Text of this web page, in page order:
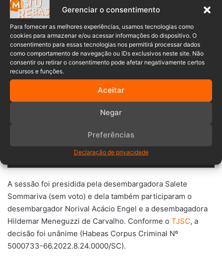
Gerenciar o consentimento
Para fornecer as melhores experiências, usamos tecnologias como
cookies para armazenar e/ou acessar informações do dispositivo. O
consentimento para essas tecnologias nos permitirá processar dados
como comportamento de navegação ou IDs exclusivos neste site. Não
consentir ou retirar o consentimento pode afetar negativamente certos
recursos e funções.
Aceitar
Negar
Preferências
Declaração de privacidade
de uma tentativa de latrocínio,
afinal). Como a conversão do
cárcere preventivo em domiciliar
demanda que o delito cometido
não tenha sido perpetrado
mediante o emprego de violência
(CPP, art. 318-A, I), é inviável o
acolhimento do pleito”
relator em seu voto.
A sessão foi presidida pela desembargadora Salete
Sommariva (sem voto) e dela também participaram o
desembargador Norival Acácio Engel e a desembagadora
Hildemar Meneguzzi de Carvalho. Conforme o TJSC, a
decisão foi unânime (Habeas Corpus Criminal Nº
5000733-66.2022.8.24.0000/SC).